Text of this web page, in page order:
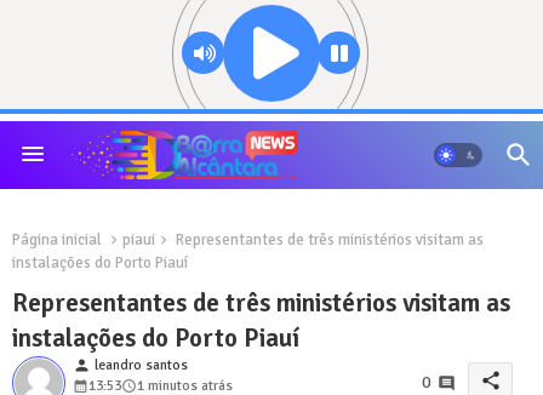
Página inicial piaui
Representantes de três ministérios visitam as
instalações do Porto Piauí
Representantes de três ministérios visitam as
instalações do Porto Piauí
person leandro santos
13:53
1 minutos atrás 0 share